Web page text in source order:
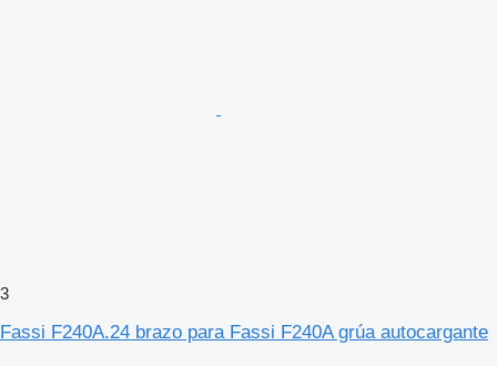
3
Fassi F240A.24 brazo para Fassi F240A grúa autocargante